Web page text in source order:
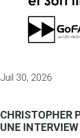
Juil 30, 2026
CHRISTOPHER
UNE